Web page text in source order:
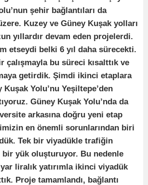
şehir bağlantıları da
Kuzey ve Güney Kuşak yolları
yıllardır devam eden projelerdi.
etseydi belki 6 yıl daha sürecekti.
çalışmayla bu süreci kısalttık ve
getirdik. Şimdi ikinci etaplara
Kuşak Yolu’nu Yeşiltepe’den
Güney Kuşak Yolu’nda da
arkasına doğru yeni etap
en önemli sorunlarından biri
Tek bir viyadükle trafiğin
bir yük oluşturuyor. Bu nedenle
liralık yatırımla ikinci viyadük
Proje tamamlandı, bağlantı